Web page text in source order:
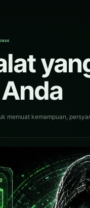
memuat kemampuan,